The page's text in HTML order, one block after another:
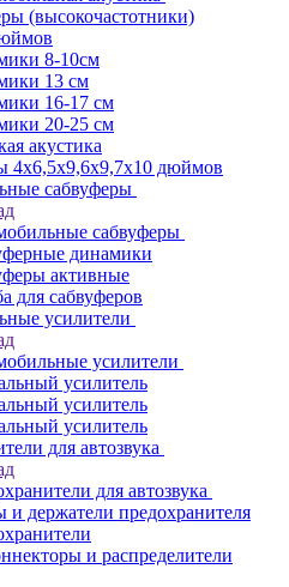
(высокочастотники)
8-10см
13 см
16-17 см
20-25 см
акустика
4х6,5х9,6x9,7х10 дюймов
сабвуферы
сабвуферы
динамики
активные
для сабвуферов
усилители
усилители
усилитель
усилитель
усилитель
для автозвука
для автозвука
и держатели предохранителя
и распределители